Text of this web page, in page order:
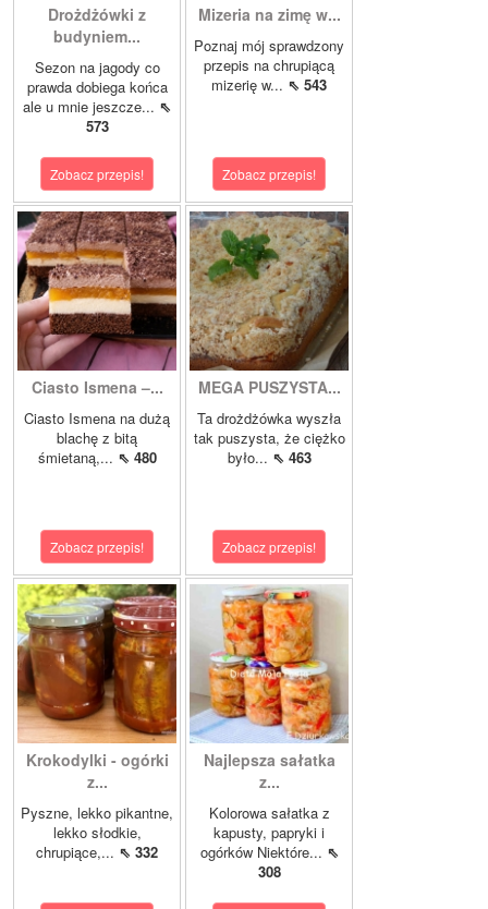
Drożdżówki z
budyniem...
Sezon na jagody co
prawda dobiega końca
ale u mnie jeszcze... ⇖
573
Zobacz przepis!
Mizeria na zimę w...
Poznaj mój sprawdzony
przepis na chrupiącą
mizerię w... ⇖ 543
Zobacz przepis!
Ciasto Ismena –...
Ciasto Ismena na dużą
blachę z bitą
śmietaną,... ⇖ 480
Zobacz przepis!
MEGA PUSZYSTA...
Ta drożdżówka wyszła
tak puszysta, że ciężko
było... ⇖ 463
Zobacz przepis!
Krokodylki - ogórki
z...
Pyszne, lekko pikantne,
lekko słodkie,
chrupiące,... ⇖ 332
Najlepsza sałatka
z...
Kolorowa sałatka z
kapusty, papryki i
ogórków Niektóre... ⇖
308